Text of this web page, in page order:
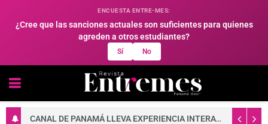
ENCUESTA ENTRE-MES:
¿Cree que las sanciones actuales son suficientes para quienes
agreden a otros estudiantes?
Sí No
CANAL DE PANAMÁ LLEVA EXPERIENCIA INTERACTIVA A FAMILIAS DE ARRAIJÁN